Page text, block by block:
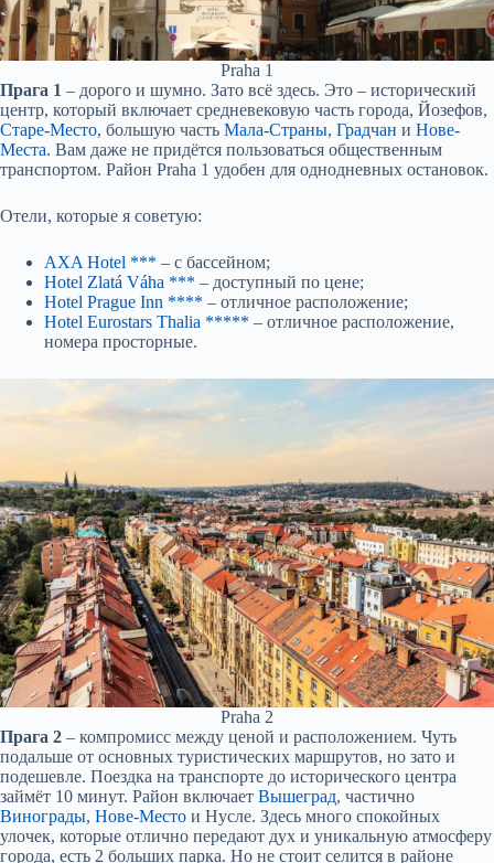
Praha 1
Прага 1 – дорого и шумно. Зато всё здесь. Это – исторический
центр, который включает средневековую часть города, Йозефов,
Старе-Место, большую часть Мала-Страны, Градчан и Нове-
Места. Вам даже не придётся пользоваться общественным
транспортом. Район Praha 1 удобен для однодневных остановок.
Отели, которые я советую:
AXA Hotel *** – с бассейном;
Hotel Zlatá Váha *** – доступный по цене;
Hotel Prague Inn **** – отличное расположение;
Hotel Eurostars Thalia ***** – отличное расположение,
номера просторные.
Praha 2
Прага 2 – компромисс между ценой и расположением. Чуть
подальше от основных туристических маршрутов, но зато и
подешевле. Поездка на транспорте до исторического центра
займёт 10 минут. Район включает Вышеград, частично
Винограды, Нове-Место и Нусле. Здесь много спокойных
улочек, которые отлично передают дух и уникальную атмосферу
города, есть 2 больших парка. Но не стоит селится в районе